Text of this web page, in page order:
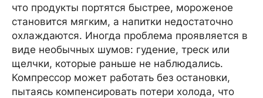
что продукты портятся быстрее, мороженое
становится мягким, а напитки недостаточно
охлаждаются. Иногда проблема проявляется в
виде необычных шумов: гудение, треск или
щелчки, которые раньше не наблюдались.
Компрессор может работать без остановки,
пытаясь компенсировать потери холода, что